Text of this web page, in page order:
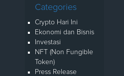
Categories
Crypto Hari Ini
Ekonomi dan Bisnis
Investasi
NFT (Non Fungible
Token)
Press Release